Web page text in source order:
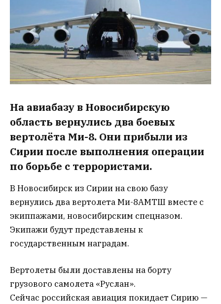
На авиабазу в Новосибирскую
область вернулись два боевых
вертолёта Ми-8. Они прибыли из
Сирии после выполнения операции
по борьбе с террористами.
В Новосибирск из Сирии на свою базу
вернулись два вертолета Ми-8АМТШ вместе с
экиппажами, новосибирским спецназом.
Экипажи будут представлены к
государственным наградам.
Вертолеты были доставлены на борту
грузового самолета «Руслан».
Сейчас российская авиация покидает Сирию —